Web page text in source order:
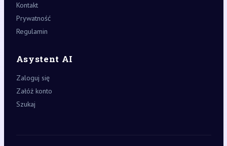
Kontakt
Prywatność
Regulamin
Asystent AI
Zaloguj się
Załóż konto
Szukaj